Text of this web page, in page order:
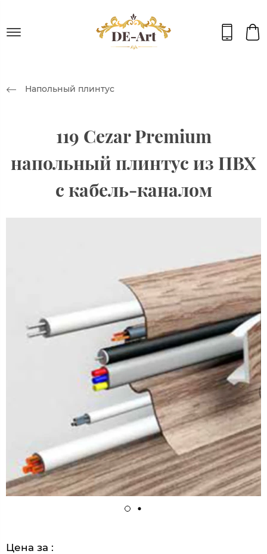
Напольный плинтус
119 Cezar Premium
напольный плинтус из ПВХ
с кабель-каналом
Цена за :